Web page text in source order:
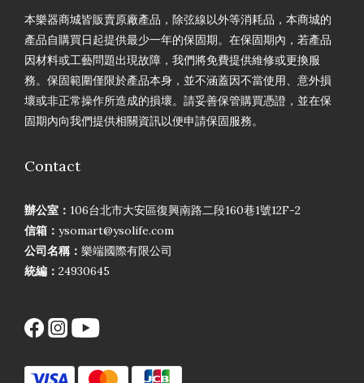
本樂器商城皆販賣原廠產品，除弦線以外等消耗品，本商城的
產品自購買日起提供最少一年的保固期。在保固期內，若產品
因材料或工藝問題出現故障，我們將免費提供維修或更換服
務。保固範圍僅限於產品本身，並不涵蓋因不當使用、意外損
壞或非正常操作所造成的損壞。請妥善保管購買憑證，並在保
固期內向我們提供相關資訊以便申請保固服務。
Contact
辦公室： 106台北市大安區復興南路二段160巷1號12F-2
信箱： ysomart@ysolife.com
公司名稱： 樂端國際有限公司
統編： 24930645